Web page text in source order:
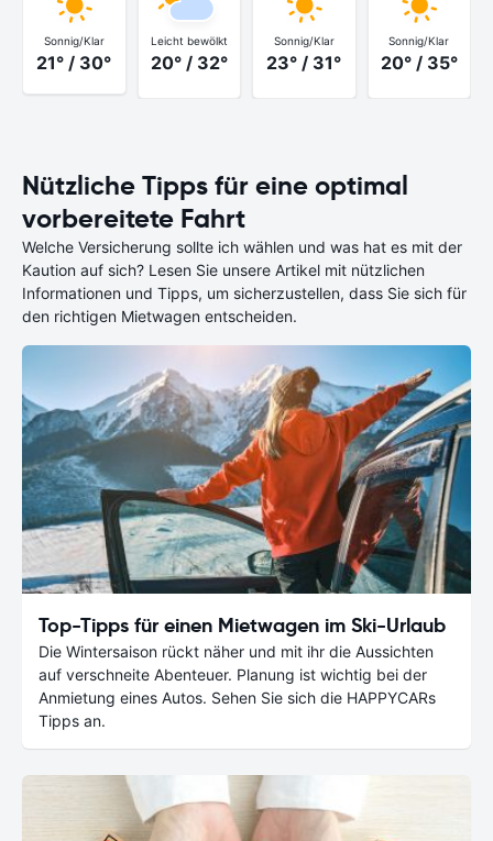
Sonnig/Klar
21° / 30°
Leicht bewölkt
20° / 32°
Sonnig/Klar
23° / 31°
Sonnig/Klar
20° / 35°
Nützliche Tipps für eine optimal
vorbereitete Fahrt
Welche Versicherung sollte ich wählen und was hat es mit der
Kaution auf sich? Lesen Sie unsere Artikel mit nützlichen
Informationen und Tipps, um sicherzustellen, dass Sie sich für
den richtigen Mietwagen entscheiden.
Top-Tipps für einen Mietwagen im Ski-Urlaub
Die Wintersaison rückt näher und mit ihr die Aussichten
auf verschneite Abenteuer. Planung ist wichtig bei der
Anmietung eines Autos. Sehen Sie sich die HAPPYCARs
Tipps an.